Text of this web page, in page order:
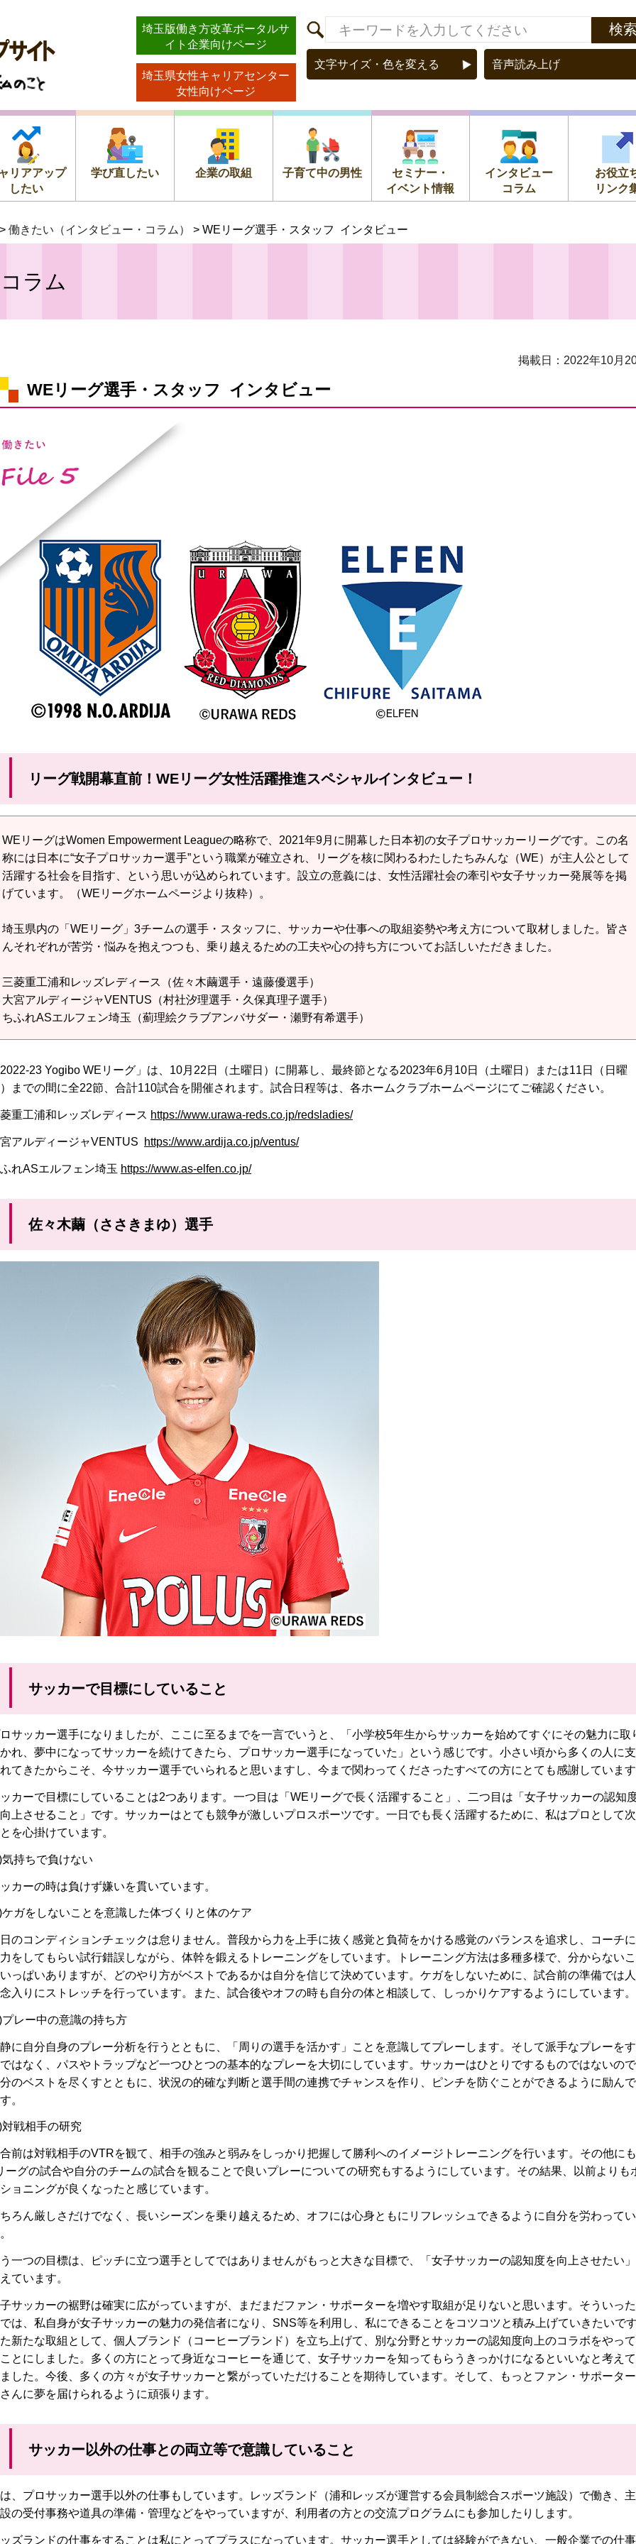
ッ
と
埼玉版働き方改革ポータルサ
イト企業向けページ
埼玉県女性キャリアセンター
女性向けページ
文字サイズ・色を変える 音声読み上げ
リアアップ
したい
学び直したい 企業の取組 子育て中の男性
セミナー・
イベント情報
インタビュー
コラム
お役立
リンク
> 働きたい（インタビュー・コラム） > WEリーグ選手・スタッフ インタビュー
ラム
掲載日：2022年10月
WEリーグ選手・スタッフ インタビュー
リーグ戦開幕直前！WEリーグ女性活躍推進スペシャルインタビュー！
WEリーグはWomen Empowerment Leagueの略称で、2021年9月に開幕した日本初の女子プロサッカーリーグです。この名
称には日本に“女子プロサッカー選手”という職業が確立され、リーグを核に関わるわたしたちみんな（WE）が主人公として
活躍する社会を目指す、という思いが込められています。設立の意義には、女性活躍社会の牽引や女子サッカー発展等を掲
げています。（WEリーグホームページより抜粋）。
埼玉県内の「WEリーグ」3チームの選手・スタッフに、サッカーや仕事への取組姿勢や考え方について取材しました。皆さ
んそれぞれが苦労・悩みを抱えつつも、乗り越えるための工夫や心の持ち方についてお話しいただきました。
三菱重工浦和レッズレディース（佐々木繭選手・遠藤優選手）
大宮アルディージャVENTUS（村社汐理選手・久保真理子選手）
ちふれASエルフェン埼玉（薊理絵クラブアンバサダー・瀬野有希選手）
2022-23 Yogibo WEリーグ」は、10月22日（土曜日）に開幕し、最終節となる2023年6月10日（土曜日）または11日（日曜
）までの間に全22節、合計110試合を開催されます。試合日程等は、各ホームクラブホームページにてご確認ください。
重工浦和レッズレディース https://www.urawa-reds.co.jp/redsladies/
アルディージャVENTUS https://www.ardija.co.jp/ventus/
れASエルフェン埼玉 https://www.as-elfen.co.jp/
佐々木繭（ささきまゆ）選手
サッカーで目標にしていること
サッカー選手になりましたが、ここに至るまでを一言でいうと、「小学校5年生からサッカーを始めてすぐにその魅力に取
れ、夢中になってサッカーを続けてきたら、プロサッカー選手になっていた」という感じです。小さい頃から多くの人に
てきたからこそ、今サッカー選手でいられると思いますし、今まで関わってくださったすべての方にとても感謝していま
カーで目標にしていることは2つあります。一つ目は「WEリーグで長く活躍すること」、二つ目は「女子サッカーの認知
上させること」です。サッカーはとても競争が激しいプロスポーツです。一日でも長く活躍するために、私はプロとして
を心掛けています。
気持ちで負けない
カーの時は負けず嫌いを貫いています。
ケガをしないことを意識した体づくりと体のケア
のコンディションチェックは怠りません。普段から力を上手に抜く感覚と負荷をかける感覚のバランスを追求し、コーチ
をしてもらい試行錯誤しながら、体幹を鍛えるトレーニングをしています。トレーニング方法は多種多様で、分からない
っぱいありますが、どのやり方がベストであるかは自分を信じて決めています。ケガをしないために、試合前の準備では
入りにストレッチを行っています。また、試合後やオフの時も自分の体と相談して、しっかりケアするようにしています。
プレー中の意識の持ち方
に自分自身のプレー分析を行うとともに、「周りの選手を活かす」ことを意識してプレーします。そして派手なプレーを
はなく、パスやトラップなど一つひとつの基本的なプレーを大切にしています。サッカーはひとりでするものではないの
のベストを尽くすとともに、状況の的確な判断と選手間の連携でチャンスを作り、ピンチを防ぐことができるように励ん
。
対戦相手の研究
前は対戦相手のVTRを観て、相手の強みと弱みをしっかり把握して勝利へのイメージトレーニングを行います。その他に
ーグの試合や自分のチームの試合を観ることで良いプレーについての研究もするようにしています。その結果、以前よりも
ョニングが良くなったと感じています。
ちろん厳しさだけでなく、長いシーズンを乗り越えるため、オフには心身ともにリフレッシュできるように自分を労わって
う一つの目標は、ピッチに立つ選手としてではありませんがもっと大きな目標で、「女子サッカーの認知度を向上させたい
ています。
サッカーの裾野は確実に広がっていますが、まだまだファン・サポーターを増やす取組が足りないと思います。そういっ
は、私自身が女子サッカーの魅力の発信者になり、SNS等を利用し、私にできることをコツコツと積み上げていきたいで
た新たな取組として、個人ブランド（コーヒーブランド）を立ち上げて、別な分野とサッカーの認知度向上のコラボをやっ
とにしました。多くの方にとって身近なコーヒーを通じて、女子サッカーを知ってもらうきっかけになるといいなと考え
した。今後、多くの方々が女子サッカーと繋がっていただけることを期待しています。そして、もっとファン・サポータ
んに夢を届けられるように頑張ります。
サッカー以外の仕事との両立等で意識していること
、プロサッカー選手以外の仕事もしています。レッズランド（浦和レッズが運営する会員制総合スポーツ施設）で働き、
の受付事務や道具の準備・管理などをやっていますが、利用者の方との交流プログラムにも参加したりします。
ズランドの仕事をすることは私にとってプラスになっています。サッカー選手としては経験ができない、一般企業での仕